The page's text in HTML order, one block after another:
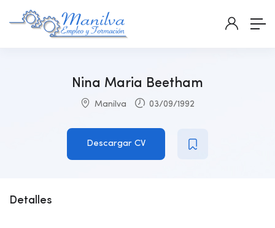
Nina Maria Beetham
Manilva 03/09/1992
Descargar CV
Detalles